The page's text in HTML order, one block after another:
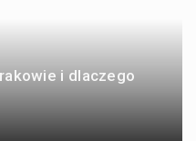
i dlaczego